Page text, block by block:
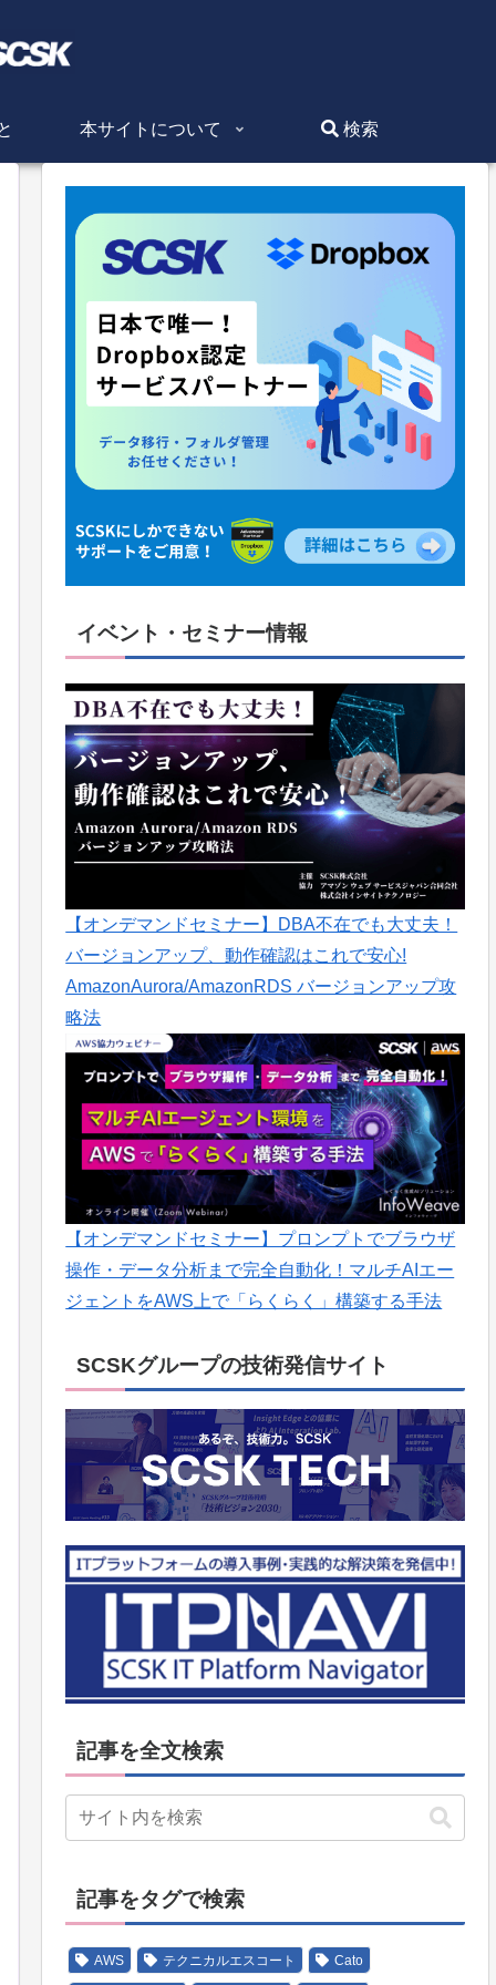
本サイトについて 検索
イベント・セミナー情報
【オンデマンドセミナー】DBA不在でも大丈夫！
バージョンアップ、動作確認はこれで安心!
AmazonAurora/AmazonRDS バージョンアップ攻
略法
【オンデマンドセミナー】プロンプトでブラウザ
操作・データ分析まで完全自動化！マルチAIエー
ジェントをAWS上で「らくらく」構築する手法
SCSKグループの技術発信サイト
記事を全文検索
記事をタグで検索
AWS テクニカルエスコート Cato